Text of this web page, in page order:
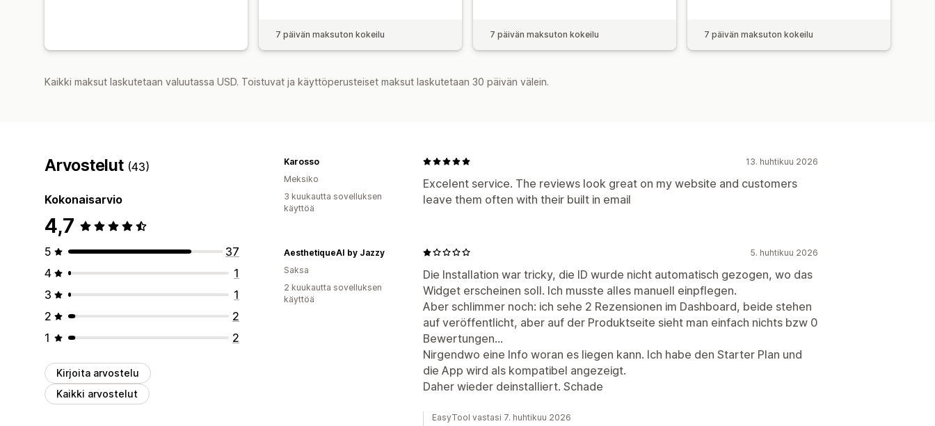
7 päivän maksuton kokeilu 7 päivän maksuton kokeilu 7 päivän maksuton kokeilu
Kaikki maksut laskutetaan valuutassa USD. Toistuvat ja käyttöperusteiset maksut laskutetaan 30 päivän välein.
Arvostelut (43)
Kokonaisarvio
4,7
5
37
4
1
3
1
2
2
1
2
Kirjoita arvostelu
Kaikki arvostelut
13. huhtikuu 2026
Excelent service. The reviews look great on my website and customers
leave them often with their built in email
Karosso
Meksiko
3 kuukautta sovelluksen
käyttöä
5. huhtikuu 2026
Die Installation war tricky, die ID wurde nicht automatisch gezogen, wo das
Widget erscheinen soll. Ich musste alles manuell einpflegen.
Aber schlimmer noch: ich sehe 2 Rezensionen im Dashboard, beide stehen
auf veröffentlicht, aber auf der Produktseite sieht man einfach nichts bzw 0
Bewertungen...
Nirgendwo eine Info woran es liegen kann. Ich habe den Starter Plan und
die App wird als kompatibel angezeigt.
Daher wieder deinstalliert. Schade
AesthetiqueAI by Jazzy
Saksa
2 kuukautta sovelluksen
käyttöä
EasyTool vastasi 7. huhtikuu 2026